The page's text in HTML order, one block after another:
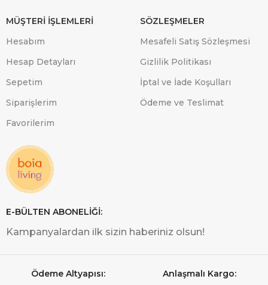
MÜŞTERİ İŞLEMLERİ
Hesabım
Hesap Detayları
Sepetim
Siparişlerim
Favorilerim
SÖZLEŞMELER
Mesafeli Satış Sözleşmesi
Gizlilik Politikası
İptal ve İade Koşulları
Ödeme ve Teslimat
E-BÜLTEN ABONELİĞİ:
Kampanyalardan ilk sizin haberiniz olsun!
Ödeme Altyapısı: Anlaşmalı Kargo: